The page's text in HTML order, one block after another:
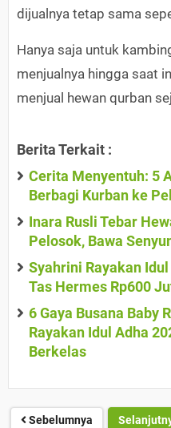
dijualnya tetap sama
Hanya saja untuk
menjualnya hingga saat
menjual hewan qurban
Berita Terkait :
Cerita Menyentuh: 5
Berbagi Kurban ke
Inara Rusli Tebar
Pelosok, Bawa
Syahrini Rayakan
Tas Hermes Rp600
6 Gaya Busana Baby
Rayakan Idul Adha
Berkelas
Sebelumnya